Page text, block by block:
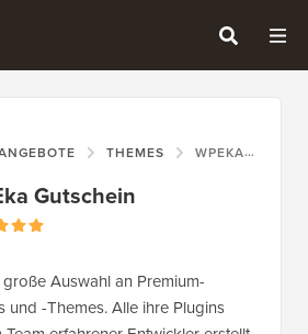
THEMES WPEKA GUTSCHEIN
Gutschein
Auswahl an Premium-
und -Themes. Alle ihre Plugins